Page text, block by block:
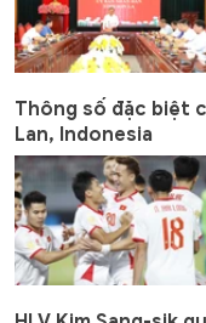
Thông số đặc biệt
Lan, Indonesia